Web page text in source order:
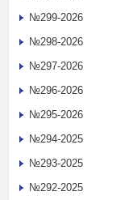
№299-2026
№298-2026
№297-2026
№296-2026
№295-2026
№294-2025
№293-2025
№292-2025